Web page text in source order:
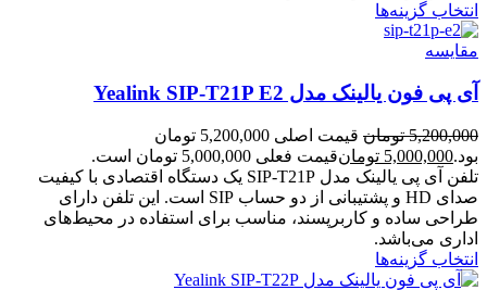
انتخاب گزینه‌ها
مقایسه
آی پی فون یالینک مدل Yealink SIP-T21P E2
5,200,000 تومان
قیمت اصلی 5,200,000 تومان
بود.5,000,000 تومانقیمت فعلی 5,000,000 تومان است.
تلفن آی پی یالینک مدل SIP-T21P یک دستگاه اقتصادی با کیفیت
صدای HD و پشتیبانی از دو حساب SIP است. این تلفن دارای
طراحی ساده و کاربرپسند، مناسب برای استفاده در محیط‌های
اداری می‌باشد.
انتخاب گزینه‌ها